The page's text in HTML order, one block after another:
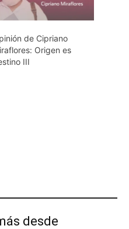
de Cipriano
Origen es
III
desde